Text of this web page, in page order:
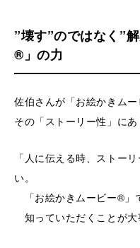
”壊す”のではなく”
®」の力
佐伯さんが「お絵かきム
その「ストーリー性」にあ
「人に伝える時、ストー
い。
「お絵かきムービー®」
知っていただくことが大